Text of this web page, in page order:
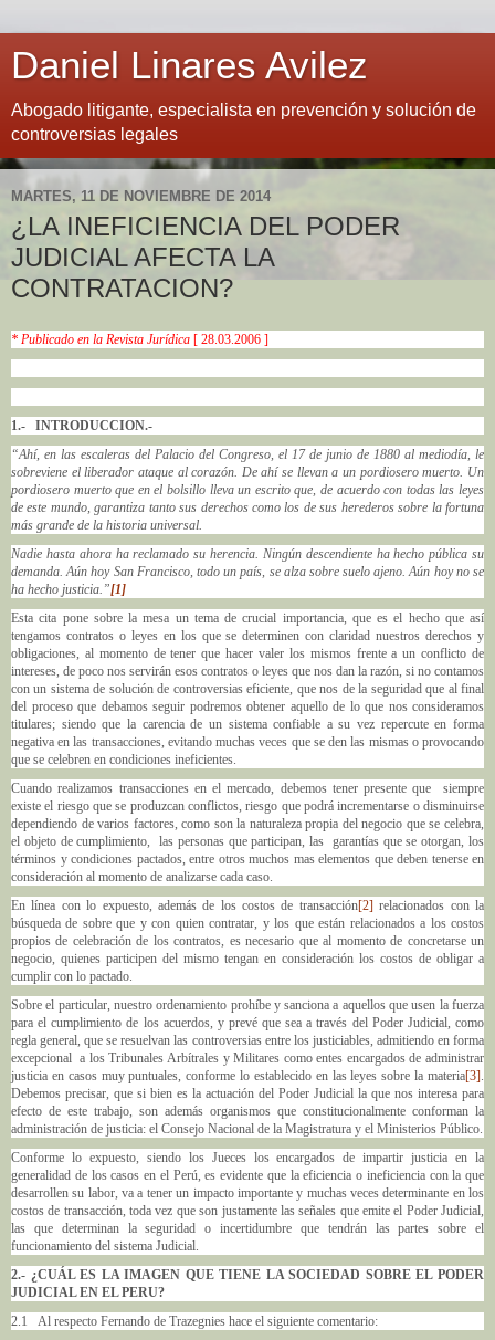
Daniel Linares Avilez
Abogado litigante, especialista en prevención y solución de
controversias legales
MARTES, 11 DE NOVIEMBRE DE 2014
¿LA INEFICIENCIA DEL PODER
JUDICIAL AFECTA LA
CONTRATACION?
* Publicado en la Revista Jurídica [ 28.03.2006 ]
1.- INTRODUCCION.-
“Ahí, en las escaleras del Palacio del Congreso, el 17 de junio de 1880 al mediodía, le
sobreviene el liberador ataque al corazón. De ahí se llevan a un pordiosero muerto. Un
pordiosero muerto que en el bolsillo lleva un escrito que, de acuerdo con todas las leyes
de este mundo, garantiza tanto sus derechos como los de sus herederos sobre la fortuna
más grande de la historia universal.
Nadie hasta ahora ha reclamado su herencia. Ningún descendiente ha hecho pública su
demanda. Aún hoy San Francisco, todo un país, se alza sobre suelo ajeno. Aún hoy no se
ha hecho justicia.”[1]
Esta cita pone sobre la mesa un tema de crucial importancia, que es el hecho que así
tengamos contratos o leyes en los que se determinen con claridad nuestros derechos y
obligaciones, al momento de tener que hacer valer los mismos frente a un conflicto de
intereses, de poco nos servirán esos contratos o leyes que nos dan la razón, si no contamos
con un sistema de solución de controversias eficiente, que nos de la seguridad que al final
del proceso que debamos seguir podremos obtener aquello de lo que nos consideramos
titulares; siendo que la carencia de un sistema confiable a su vez repercute en forma
negativa en las transacciones, evitando muchas veces que se den las mismas o provocando
que se celebren en condiciones ineficientes.
Cuando realizamos transacciones en el mercado, debemos tener presente que siempre
existe el riesgo que se produzcan conflictos, riesgo que podrá incrementarse o disminuirse
dependiendo de varios factores, como son la naturaleza propia del negocio que se celebra,
el objeto de cumplimiento, las personas que participan, las garantías que se otorgan, los
términos y condiciones pactados, entre otros muchos mas elementos que deben tenerse en
consideración al momento de analizarse cada caso.
En línea con lo expuesto, además de los costos de transacción[2]relacionados con la
búsqueda de sobre que y con quien contratar, y los que están relacionados a los costos
propios de celebración de los contratos, es necesario que al momento de concretarse un
negocio, quienes participen del mismo tengan en consideración los costos de obligar a
cumplir con lo pactado.
Sobre el particular, nuestro ordenamiento prohíbe y sanciona a aquellos que usen la fuerza
para el cumplimiento de los acuerdos, y prevé que sea a través del Poder Judicial, como
regla general, que se resuelvan las controversias entre los justiciables, admitiendo en forma
excepcional a los Tribunales Arbítrales y Militares como entes encargados de administrar
justicia en casos muy puntuales, conforme lo establecido en las leyes sobre la materia[3]
Debemos precisar, que si bien es la actuación del Poder Judicial la que nos interesa para
efecto de este trabajo, son además organismos que constitucionalmente conforman la
administración de justicia: el Consejo Nacional de la Magistratura y el Ministerios Público.
Conforme lo expuesto, siendo los Jueces los encargados de impartir justicia en la
generalidad de los casos en el Perú, es evidente que la eficiencia o ineficiencia con la que
desarrollen su labor, va a tener un impacto importante y muchas veces determinante en los
costos de transacción, toda vez que son justamente las señales que emite el Poder Judicial,
las que determinan la seguridad o incertidumbre que tendrán las partes sobre el
funcionamiento del sistema Judicial.
2.- ¿CUÁL ES LA IMAGEN QUE TIENE LA SOCIEDAD SOBRE EL PODER
JUDICIAL EN EL PERU?
2.1 Al respecto Fernando de Trazegnies hace el siguiente comentario: